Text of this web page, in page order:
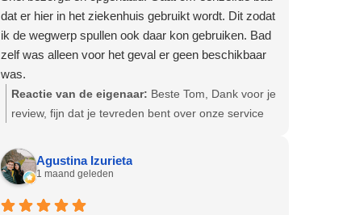
dat er hier in het ziekenhuis gebruikt wordt. Dit zodat
ik de wegwerp spullen ook daar kon gebruiken. Bad
zelf was alleen voor het geval er geen beschikbaar
was.
Reactie van de eigenaar: Beste Tom, Dank voor je
review, fijn dat je tevreden bent over onze service
Bevallingsbaden
Agustina Izurieta
1 maand geleden